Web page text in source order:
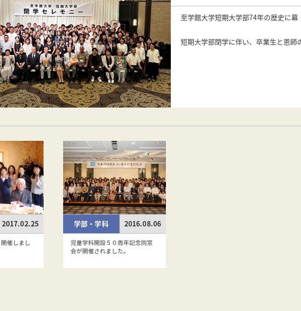
至学館大学短期大学部74年の歴史に幕
短期大学部閉学に伴い、卒業生と恩師
2017.02.25
催しまし
学部・学科 2016.08.06
児童学科開設５０周年記念同窓
会が開催されました。